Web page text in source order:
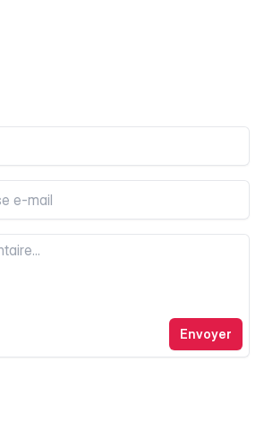
Envoyer